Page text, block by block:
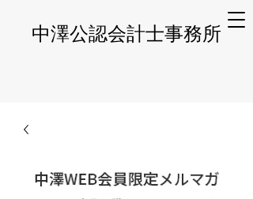
​中澤公認会計士事務所